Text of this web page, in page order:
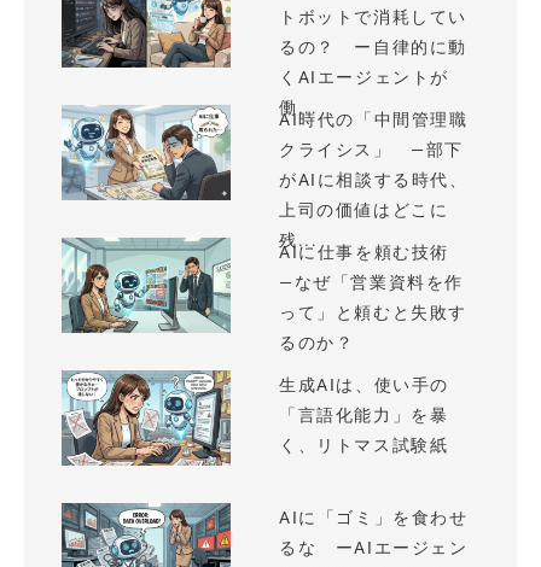
トボットで消耗してい
るの？ ー自律的に動
くAIエージェントが
働...
AI時代の「中間管理職
クライシス」 —部下
がAIに相談する時代、
上司の価値はどこに
残...
AIに仕事を頼む技術
—なぜ「営業資料を作
って」と頼むと失敗す
るのか？
生成AIは、使い手の
「言語化能力」を暴
く、リトマス試験紙
AIに「ゴミ」を食わせ
るな ーAIエージェン